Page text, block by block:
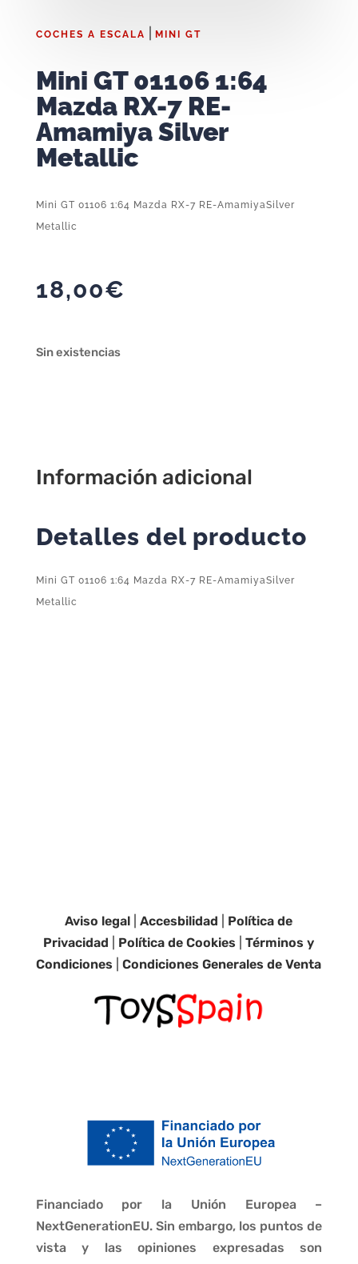
COCHES A ESCALA MINI GT
Mini GT 01106 1:64
Mazda RX-7 RE-
Amamiya Silver
Metallic
Mini GT 01106 1:64 Mazda RX-7 RE-AmamiyaSilver
Metallic
18,00€
Sin existencias
Información adicional
Detalles del producto
Mini GT 01106 1:64 Mazda RX-7 RE-AmamiyaSilver
Metallic
Aviso legal |Accesbilidad
Política de
Privacidad
Política de Cookies |Términos y
Condiciones |Condiciones Generales de Venta
Financiado por la Unión Europea –
NextGenerationEU. Sin embargo, los puntos de
vista y las opiniones expresadas son